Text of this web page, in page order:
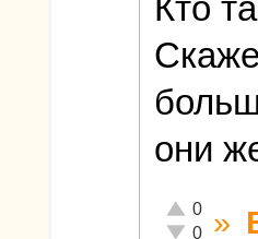
они
Отлично!
0
0 »